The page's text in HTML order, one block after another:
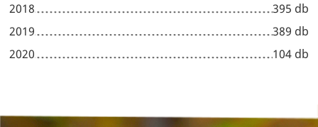
2018
395 db
2019
389 db
2020
104 db